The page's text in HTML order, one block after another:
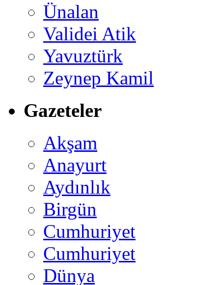
Ünalan
Validei Atik
Yavuztürk
Zeynep Kamil
Gazeteler
Akşam
Anayurt
Aydınlık
Birgün
Cumhuriyet
Cumhuriyet
Dünya